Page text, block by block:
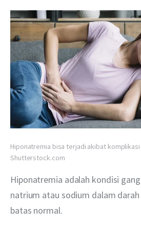
Hiponatremia bisa terjadi akibat
Shutterstock.com
Hiponatremia adalah kondisi
natrium atau sodium dalam
batas normal.